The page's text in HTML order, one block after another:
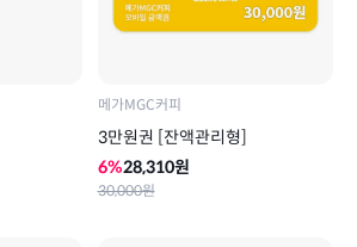
메가MGC커피
3만원권 [잔액관리형]
6%28,310원
30,000원